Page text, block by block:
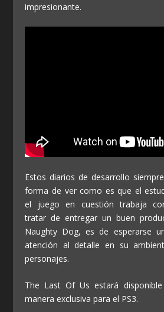
impresionante.
Estos diarios de desarrollo
forma de ver como es que el
el juego en cuestión trabaja
tratar de entregar un buen
Naughty Dog, es de esperarse
atención al detalle en su
personajes.
The Last Of Us estará
manera exclusiva para el PS3.